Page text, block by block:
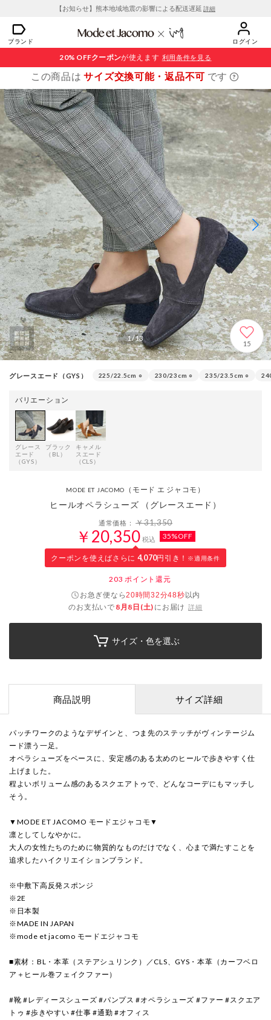
【お知らせ】熊本地域地震の影響による配送遅延 詳細
ブランド ログイン
20% OFFクーポンが使えます 利用条件を見る
この商品はサイズ交換可能・返品不可 です
1/13
15
グレースエード（GYS） 225/22.5cm ○ 230/23cm ○ 235/23.5cm ○
バリエーション
グレース
エード
（GYS）
ブラック
（BL）
キャメル
スエード
（CLS）
MODE ET JACOMO （モード エ ジャコモ）
ヒールオペラシューズ （グレースエード）
通常価格：￥31,350
￥20,350 税込 35%OFF
クーポンを使えばさらに 4,070円引き！ ※適用条件
203 ポイント還元
お急ぎ便なら20時間32分47秒以内
のお支払いで 8月8日(土) にお届け 詳細
サイズ・色を選ぶ
商品説明 サイズ詳細
パッチワークのようなデザインと、つま先のステッチがヴィンテージム
ード漂う一足。
オペラシューズをベースに、安定感のある太めのヒールで歩きやすく仕
上げました。
程よいボリューム感のあるスクエアトゥで、どんなコーデにもマッチし
そう。
▼MODE ET JACOMO モードエジャコモ▼
凛としてしなやかに。
大人の女性たちのために物質的なものだけでなく、心まで満たすことを
追求したハイクリエイションブランド。
※中敷下高反発スポンジ
※2E
※日本製
※MADE IN JAPAN
※mode et jacomo モードエジャコモ
■素材：BL・本革（ステアシュリンク）／CLS、GYS・本革（カーフベロ
ア＋ヒール巻フェイクファー）
#靴 #レディースシューズ #パンプス #オペラシューズ #ファー #スクエア
トゥ #歩きやすい #仕事 #通勤 #オフィス